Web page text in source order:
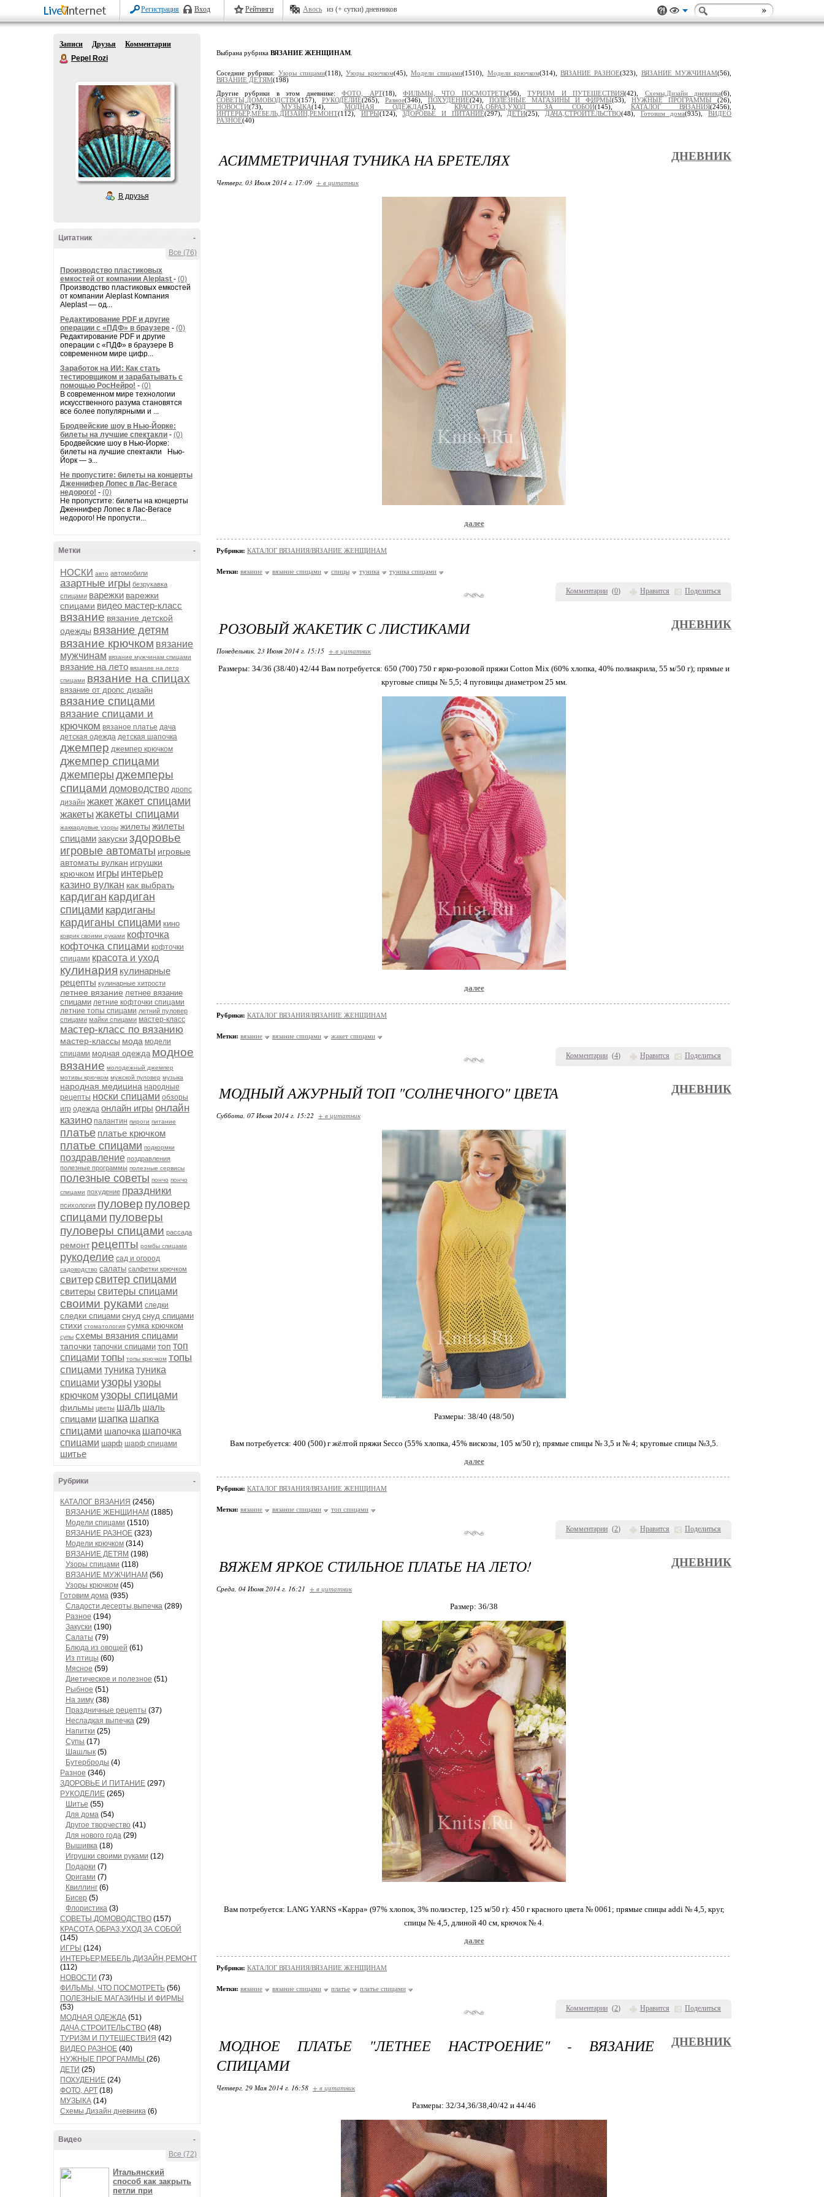
Регистрация Вход Рейтинги Авось из (+ сутки) дневников
Записи Друзья
Комментарии
Pepel Rozi
В друзья
-
Цитатник
Все (76)
Производство пластиковых
емкостей от компании Aleplast - (0)
Производство пластиковых емкостей
от компании Aleplast Компания
Aleplast — од...
Редактирование PDF и другие
операции с «ПДФ» в браузере - (0)
Редактирование PDF и другие
операции с «ПДФ» в браузере В
современном мире цифр...
Заработок на ИИ: Как стать
тестировщиком и зарабатывать с
помощью РосНейро! - (0)
В современном мире технологии
искусственного разума становятся
все более популярными и ...
Бродвейские шоу в Нью-Йорке:
билеты на лучшие спектакли - (0)
Бродвейские шоу в Нью-Йорке:
билеты на лучшие спектакли Нью-
Йорк — э...
Не пропустите: билеты на концерты
Дженнифер Лопес в Лас-Вегасе
недорого! - (0)
Не пропустите: билеты на концерты
Дженнифер Лопес в Лас-Вегасе
недорого! Не пропусти...
-
Метки
НОСКИ авто автомобили
азартные игры безрукавка
спицами варежки варежки
спицами видео мастер-класс
вязание вязание детской
одежды вязание детям
вязание крючком вязание
мужчинам вязание мужчинам спицами
вязание на лето вязание на лето
спицами вязание на спицах
вязание от дропс дизайн
вязание спицами
вязание спицами и
крючком вязаное платье дача
детская одежда детская шапочка
джемпер джемпер крючком
джемпер спицами
джемперы джемперы
спицами домоводство дропс
дизайн жакетжакет спицами
жакеты жакеты спицами
жаккардовые узоры жилеты жилеты
спицамизакуски здоровье
игровые автоматы игровые
автоматы вулкан игрушки
крючком игры интерьер
казино вулкан как выбрать
кардиган кардиган
спицами кардиганы
кардиганы спицами кино
коврик своими руками кофточка
кофточка спицами кофточки
спицами красота и уход
кулинария кулинарные
рецепты кулинарные хитрости
летнее вязание летнее вязание
спицами летние кофточки спицами
летние топы спицами летний пуловер
спицами майки спицами мастер-класс
мастер-класс по вязанию
мастер-классы мода модели
спицами модная одежда модное
вязание молодежный джемпер
мотивы крючком мужской пуловер музыка
народная медицина народные
рецепты носки спицами обзоры
игр одежда онлайн игры онлайн
казино палантин пироги питание
платье платье крючком
платье спицами подкормки
поздравление поздравления
полезные программы полезные сервисы
полезные советы пончо пончо
спицами похудение праздники
психология пуловер пуловер
спицами пуловеры
пуловеры спицами рассада
ремонт рецепты ромбы спицами
рукоделие сад и огород
садоводство салаты салфетки крючком
свитерсвитер спицами
свитеры свитеры спицами
своими руками следки
следки спицами снуд снуд спицами
стихи стоматология сумка крючком
супы схемы вязания спицами
тапочки тапочки спицами топ топ
спицами топы топы крючком топы
спицами туника туника
спицами узоры узоры
крючком узоры спицами
фильмы цветы шаль шаль
спицами шапка шапка
спицами шапочка шапочка
спицами шарф шарф спицами
шитье
-
Рубрики
КАТАЛОГ ВЯЗАНИЯ (2456)
ВЯЗАНИЕ ЖЕНЩИНАМ (1885)
Модели спицами (1510)
ВЯЗАНИЕ РАЗНОЕ (323)
Модели крючком (314)
ВЯЗАНИЕ ДЕТЯМ (198)
Узоры спицами (118)
ВЯЗАНИЕ МУЖЧИНАМ (56)
Узоры крючком (45)
Готовим дома (935)
Сладости,десерты,выпечка (289)
Разное (194)
Закуски (190)
Салаты (79)
Блюда из овощей (61)
Из птицы (60)
Мясное (59)
Диетическое и полезное (51)
Рыбное (51)
На зиму (38)
Праздничные рецепты (37)
Несладкая выпечка (29)
Напитки (25)
Супы (17)
Шашлык (5)
Бутерброды (4)
Разное (346)
ЗДОРОВЬЕ И ПИТАНИЕ (297)
РУКОДЕЛИЕ (265)
Шитье (55)
Для дома (54)
Другое творчество (41)
Для нового года (29)
Вышивка (18)
Игрушки своими руками (12)
Подарки (7)
Оригами (7)
Квиллинг (6)
Бисер (5)
Флористика (3)
СОВЕТЫ,ДОМОВОДСТВО (157)
КРАСОТА,ОБРАЗ,УХОД ЗА СОБОЙ
(145)
ИГРЫ (124)
ИНТЕРЬЕР,МЕБЕЛЬ,ДИЗАЙН,РЕМОНТ
(112)
НОВОСТИ (73)
ФИЛЬМЫ, ЧТО ПОСМОТРЕТЬ (56)
ПОЛЕЗНЫЕ МАГАЗИНЫ И ФИРМЫ
(53)
МОДНАЯ ОДЕЖДА (51)
ДАЧА,СТРОИТЕЛЬСТВО (48)
ТУРИЗМ И ПУТЕШЕСТВИЯ (42)
ВИДЕО РАЗНОЕ (40)
НУЖНЫЕ ПРОГРАММЫ (26)
ДЕТИ (25)
ПОХУДЕНИЕ (24)
ФОТО, АРТ (18)
МУЗЫКА (14)
Схемы,Дизайн дневника (6)
-
Видео
Все (72)
Итальянский
способ как закрыть
петли при
Выбрана рубрика ВЯЗАНИЕ ЖЕНЩИНАМ
Соседние рубрики: Узоры спицами(118),Узоры крючком(45), Модели спицами(1510), Модели крючком(314),ВЯЗАНИЕ РАЗНОЕ(323), ВЯЗАНИЕ МУЖЧИНАМ(56),
ВЯЗАНИЕ ДЕТЯМ(198)
Другие рубрики в этом дневнике:ФОТО, АРТ(18),ФИЛЬМЫ, ЧТО ПОСМОТРЕТЬ(56),ТУРИЗМ И ПУТЕШЕСТВИЯ(42), Схемы,Дизайн дневника(6),
СОВЕТЫ,ДОМОВОДСТВО(157), РУКОДЕЛИЕ(265), Разное(346), ПОХУДЕНИЕ(24), ПОЛЕЗНЫЕ МАГАЗИНЫ И ФИРМЫ(53),НУЖНЫЕ ПРОГРАММЫ(26),
НОВОСТИ(73),МУЗЫКА(14), МОДНАЯ ОДЕЖДА(51), КРАСОТА,ОБРАЗ,УХОД ЗА СОБОЙ(145), КАТАЛОГ ВЯЗАНИЯ(2456),
ИНТЕРЬЕР,МЕБЕЛЬ,ДИЗАЙН,РЕМОНТ(112), ИГРЫ(124),ЗДОРОВЬЕ И ПИТАНИЕ(297), ДЕТИ(25), ДАЧА,СТРОИТЕЛЬСТВО(48), Готовим дома(935),ВИДЕО
РАЗНОЕ(40)
Комментарии (0) Нравится Поделиться
АСИММЕТРИЧНАЯ ТУНИКА НА БРЕТЕЛЯХ ДНЕВНИК
Четверг, 03 Июля 2014 г. 17:09 + в цитатник
далее
Рубрики: КАТАЛОГ ВЯЗАНИЯ/ВЯЗАНИЕ ЖЕНЩИНАМ
Метки: вязание вязание спицами спицы туника туника спицами
Комментарии (4) Нравится Поделиться
РОЗОВЫЙ ЖАКЕТИК С ЛИСТИКАМИ ДНЕВНИК
Понедельник, 23 Июня 2014 г. 15:15 + в цитатник
Размеры: 34/36 (38/40) 42/44 Вам потребуется: 650 (700) 750 г ярко-розовой пряжи Cotton Mix (60% хлопка, 40% полиакрила, 55 м/50 г); прямые и
круговые спицы № 5,5; 4 пуговицы диаметром 25 мм.
далее
Рубрики: КАТАЛОГ ВЯЗАНИЯ/ВЯЗАНИЕ ЖЕНЩИНАМ
Метки: вязание вязание спицами жакет спицами
Комментарии (2) Нравится Поделиться
МОДНЫЙ АЖУРНЫЙ ТОП "СОЛНЕЧНОГО" ЦВЕТА ДНЕВНИК
Суббота, 07 Июня 2014 г. 15:22 + в цитатник
Размеры: 38/40 (48/50)
Вам потребуется: 400 (500) г жёлтой пряжи Secco (55% хлопка, 45% вискозы, 105 м/50 г); прямые спицы № 3,5 и № 4; круговые спицы №3,5.
далее
Рубрики: КАТАЛОГ ВЯЗАНИЯ/ВЯЗАНИЕ ЖЕНЩИНАМ
Метки: вязание вязание спицами топ спицами
Комментарии (2) Нравится Поделиться
ВЯЖЕМ ЯРКОЕ СТИЛЬНОЕ ПЛАТЬЕ НА ЛЕТО! ДНЕВНИК
Среда, 04 Июня 2014 г. 16:21 + в цитатник
Размер: 36/38
Вам потребуется: LANG YARNS «Карра» (97% хлопок, 3% полиэстер, 125 м/50 г): 450 г красного цвета № 0061; прямые спицы addi № 4,5, круг,
спицы № 4,5, длиной 40 см, крючок № 4.
далее
Рубрики: КАТАЛОГ ВЯЗАНИЯ/ВЯЗАНИЕ ЖЕНЩИНАМ
Метки: вязание вязание спицами платье платье спицами
МОДНОЕ ПЛАТЬЕ "ЛЕТНЕЕ НАСТРОЕНИЕ" - ВЯЗАНИЕ
СПИЦАМИ
ДНЕВНИК
Четверг, 29 Мая 2014 г. 16:58 + в цитатник
Размеры: 32/34,36/38,40/42 и 44/46